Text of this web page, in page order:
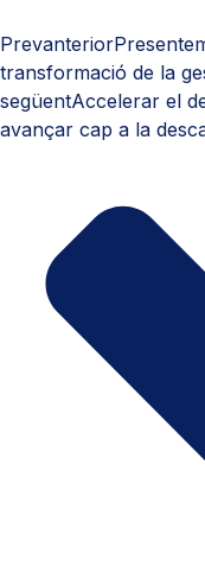
Prevanterior
transformació de la
següentAccelerar el
avançar cap a la